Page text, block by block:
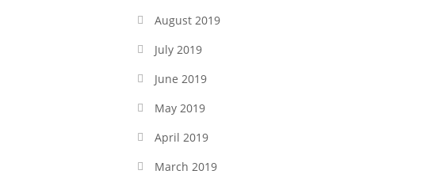
August 2019
July 2019
June 2019
May 2019
April 2019
March 2019